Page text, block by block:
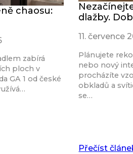
chaosu:
zabírá
ploch v
GA 1 od české
dlažby.
11. července
Plánujete
nebo nový
procházíte
obkladů a
se…
Přečíst